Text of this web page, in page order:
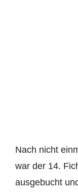
Nach nicht
war der 14.
ausgebucht